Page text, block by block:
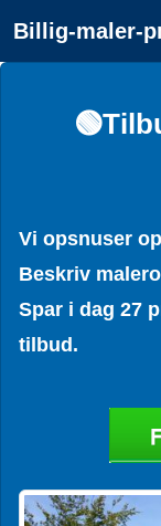
Billig-maler-
Vi opsnuser
Beskriv
Spar i dag 27
tilbud.